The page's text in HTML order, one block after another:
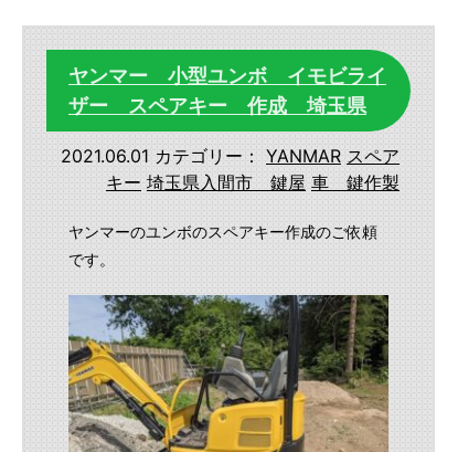
ヤンマー 小型ユンボ イモビライ
ザー スペアキー 作成 埼玉県
2021.06.01 カテゴリー： YANMAR スペア
キー 埼玉県入間市 鍵屋 車 鍵作製
ヤンマーのユンボのスペアキー作成のご依頼
です。